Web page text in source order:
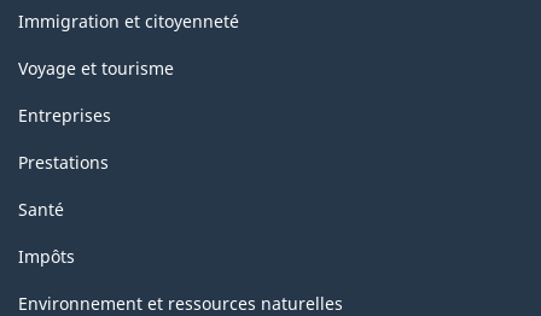
sujets
Immigration et citoyenneté
Voyage et tourisme
Entreprises
Prestations
Santé
Impôts
Environnement et ressources naturelles